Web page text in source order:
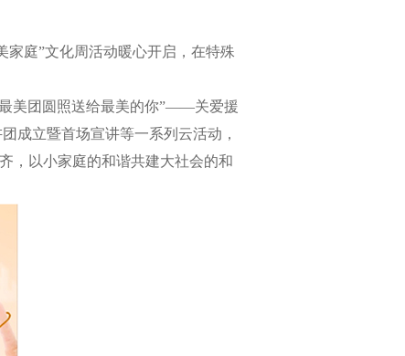
庭”文化周活动暖心开启，在特殊
美团圆照送给最美的你”——关爱援
成立暨首场宣讲等一系列云活动，
，以小家庭的和谐共建大社会的和